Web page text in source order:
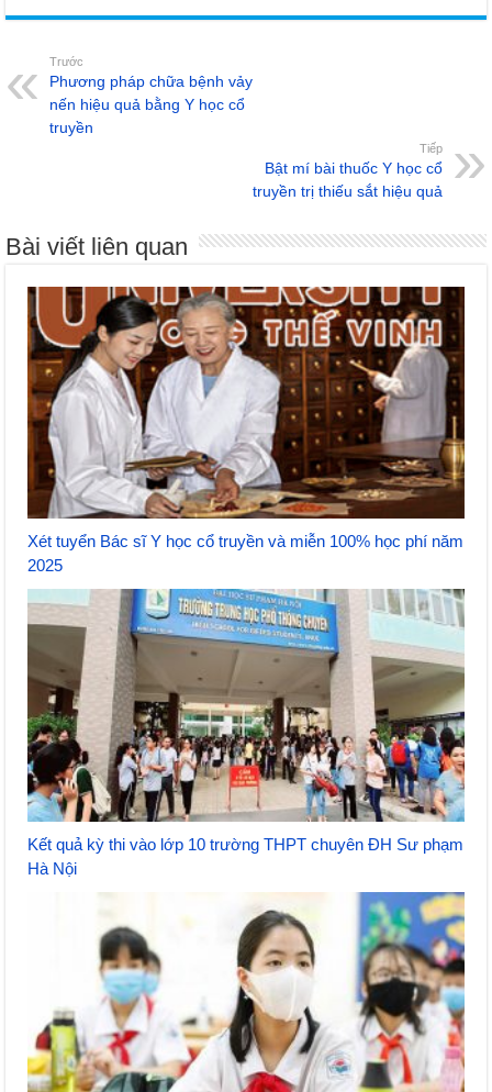
Trước
Phương pháp chữa bệnh vảy
nến hiệu quả bằng Y học cổ
truyền
Tiếp
Bật mí bài thuốc Y học cổ
truyền trị thiếu sắt hiệu quả
Bài viết liên quan
Xét tuyển Bác sĩ Y học cổ truyền và miễn 100% học phí năm
2025
Kết quả kỳ thi vào lớp 10 trường THPT chuyên ĐH Sư phạm
Hà Nội